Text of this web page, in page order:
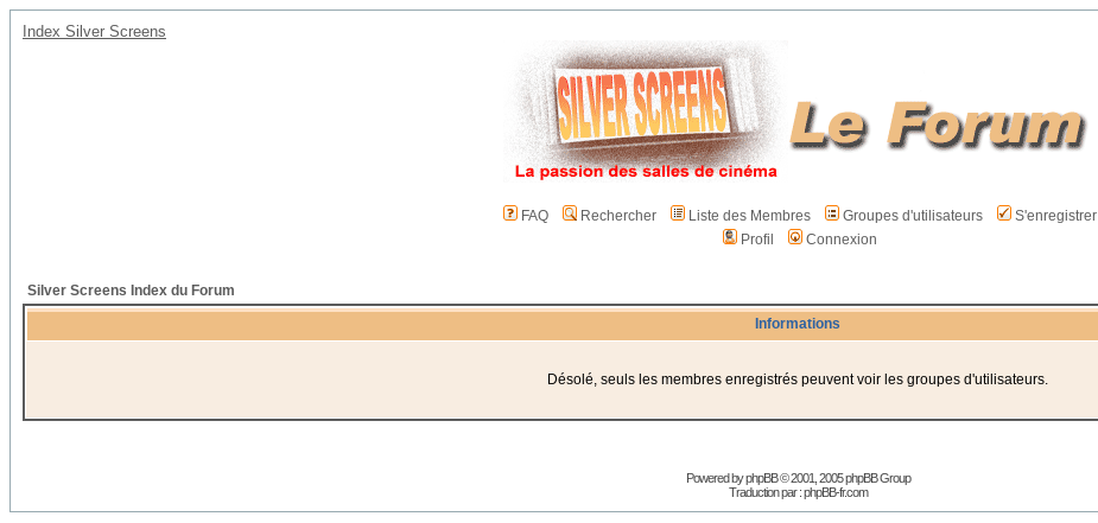
Index Silver Screens
FAQ Rechercher Liste des Membres Groupes d'utilisateurs
S'enregistrer
Profil
Connexion
Silver Screens Index du Forum
Informations
Désolé, seuls les membres enregistrés peuvent voir les groupes d'utilisateurs.
Powered byphpBB© 2001, 2005 phpBB Group
Traduction par :phpBB-fr.com